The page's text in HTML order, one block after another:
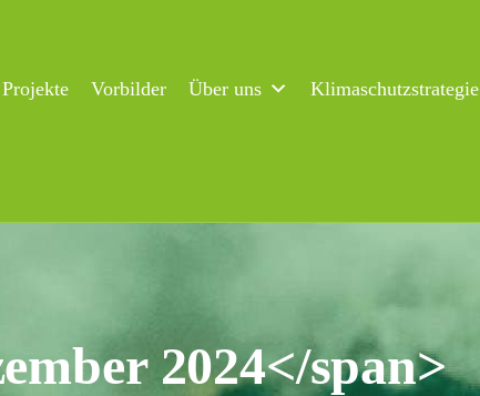
Projekte Vorbilder Über uns Klimaschutzstrategie
2024</span>